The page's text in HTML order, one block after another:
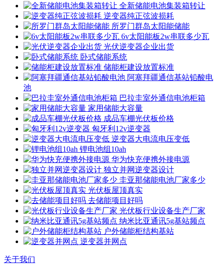
全新储能电池集装箱转让
逆变器纯正弦波损耗
所罗门群岛太阳能储能
6v太阳能板2w串联多少瓦
光伏逆变器企业出货
卧式储能系统
储能柜建设放置标准
阿塞拜疆通信基站铅酸电
池
巴拉圭室外通信电池柜箱
家用储能大容量
成品车棚光伏板价格
匈牙利12v逆变器
逆变器大电流电压变低
锂电池组10ah
华为快充便携外接电源
独立并网逆变器设计
圭亚那储能电池厂家多少
光伏板屋顶真实
去储能项目好吗
光伏板行业设备生产厂家
纳米比亚通讯5g基站频点
户外储能柜结构基站
逆变器并网点
关于我们